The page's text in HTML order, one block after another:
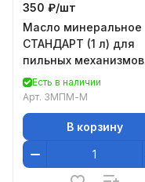
350 ₽/шт
Масло минеральное
СТАНДАРТ (1 л) для
пильных механизмов
Зубр ЗМПМ-М
Есть в наличии
Арт. ЗМПМ-М
В корзину